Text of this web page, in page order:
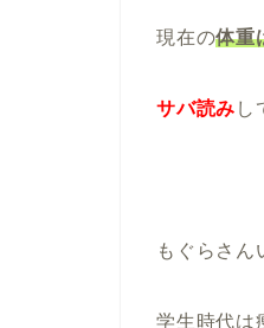
現在の体重
サバ読み し
もぐらさん
学生時代は